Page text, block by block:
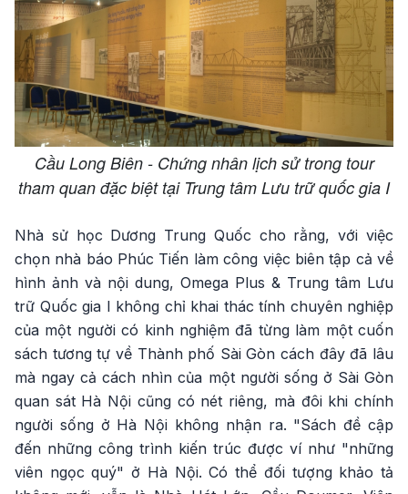
Cầu Long Biên - Chứng nhân lịch sử trong tour
tham quan đặc biệt tại Trung tâm Lưu trữ quốc gia I
Nhà sử học Dương Trung Quốc cho rằng, với việc
chọn nhà báo Phúc Tiến làm công việc biên tập cả về
hình ảnh và nội dung, Omega Plus & Trung tâm Lưu
trữ Quốc gia I không chỉ khai thác tính chuyên nghiệp
của một người có kinh nghiệm đã từng làm một cuốn
sách tương tự về Thành phố Sài Gòn cách đây đã lâu
mà ngay cả cách nhìn của một người sống ở Sài Gòn
quan sát Hà Nội cũng có nét riêng, mà đôi khi chính
người sống ở Hà Nội không nhận ra. "Sách đề cập
đến những công trình kiến trúc được ví như "những
viên ngọc quý" ở Hà Nội. Có thể đối tượng khảo tả